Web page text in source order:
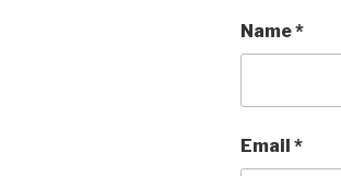
Name*
Email *